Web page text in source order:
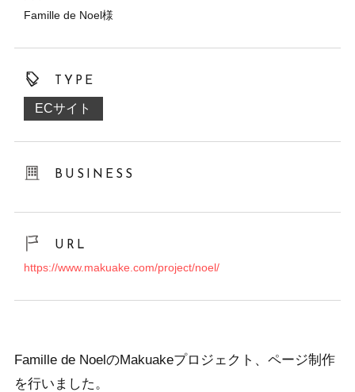
Famille de Noel様
TYPE
ECサイト
BUSINESS
URL
https://www.makuake.com/project/noel/
Famille de NoelのMakuakeプロジェクト、ページ制作
を行いました。